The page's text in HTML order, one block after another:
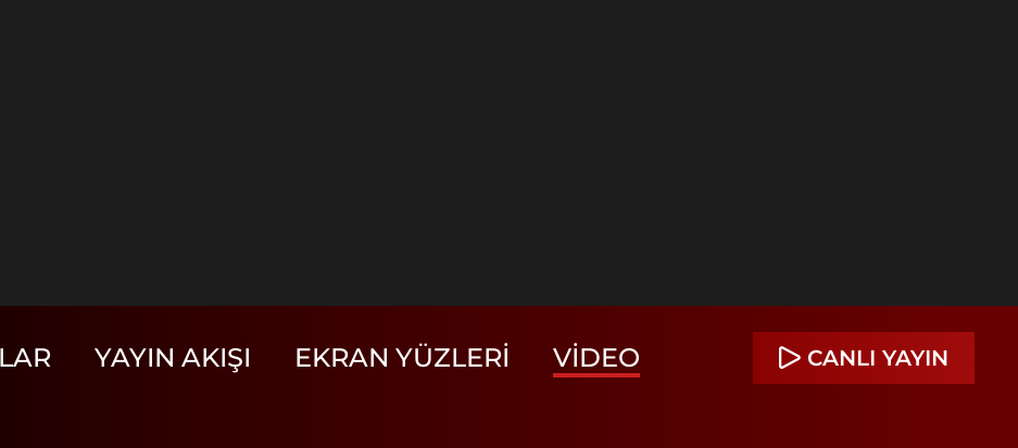
YAYIN AKIŞI EKRAN YÜZLERI VIDEO CANLI YAYIN